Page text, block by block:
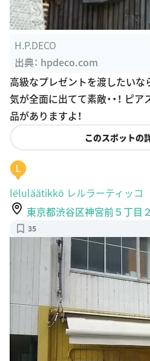
H.P.DECO
出典： hpdeco.com
高級なプレゼントを渡したいな
気が全面に出てて素敵・・！ ピ
品がありますよ！
このスポットの
L
lëluläätikkö レルラーティッコ
東京都渋谷区神宮前５丁目
35